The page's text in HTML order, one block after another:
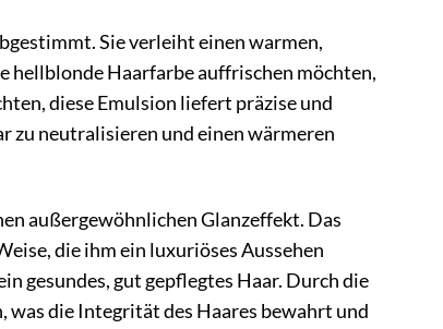
Sie verleiht einen warmen,
hellblonde Haarfarbe auffrischen möchten,
diese Emulsion liefert präzise und
zu neutralisieren und einen wärmeren
außergewöhnlichen Glanzeffekt. Das
die ihm ein luxuriöses Aussehen
gesundes, gut gepflegtes Haar. Durch die
was die Integrität des Haares bewahrt und